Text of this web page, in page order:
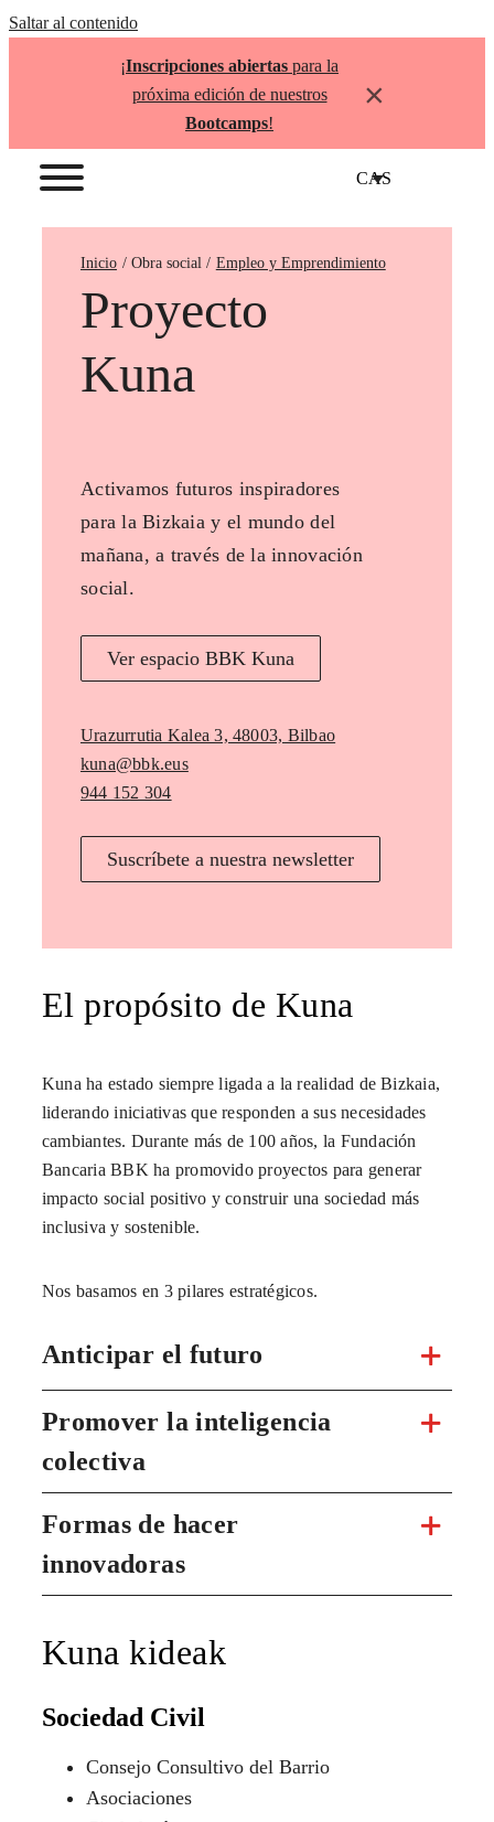
Saltar al contenido
¡Inscripciones abiertas para la
próxima edición de nuestros
Bootcamps!
×
CAS
Inicio Empleo y Emprendimiento
Proyecto
Kuna
Activamos futuros inspiradores
para la Bizkaia y el mundo del
mañana, a través de la innovación
social.
Ver espacio BBK Kuna
Urazurrutia Kalea 3, 48003, Bilbao
kuna@bbk.eus
944 152 304
Suscríbete a nuestra newsletter
El propósito de Kuna
Kuna ha estado siempre ligada a la realidad de Bizkaia,
liderando iniciativas que responden a sus necesidades
cambiantes. Durante más de 100 años, la Fundación
Bancaria BBK ha promovido proyectos para generar
impacto social positivo y construir una sociedad más
inclusiva y sostenible.
Nos basamos en 3 pilares estratégicos.
Anticipar el futuro
Promover la inteligencia
colectiva
Formas de hacer
innovadoras
Kuna kideak
Sociedad Civil
Consejo Consultivo del Barrio
Asociaciones